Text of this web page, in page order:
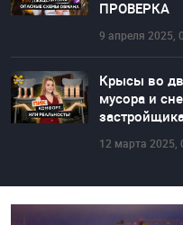
ПРОВЕРКА
9 апреля 2025,
Крысы во
мусора и
12 марта 2025,